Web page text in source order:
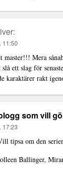
11:50
master!!! Mera
ett slag för
karaktärer rakt
som vill
17:23
tipsa om den
Ballinger,